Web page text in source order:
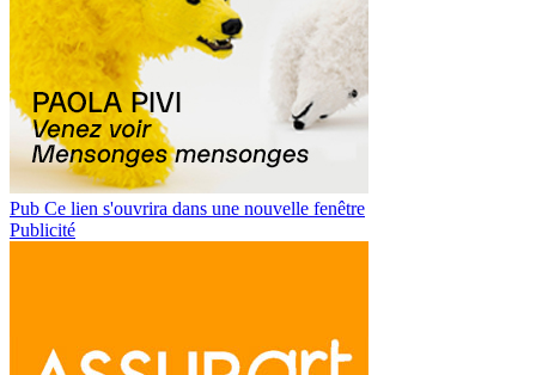
Pub Ce lien s'ouvrira dans une nouvelle fenêtre
Publicité